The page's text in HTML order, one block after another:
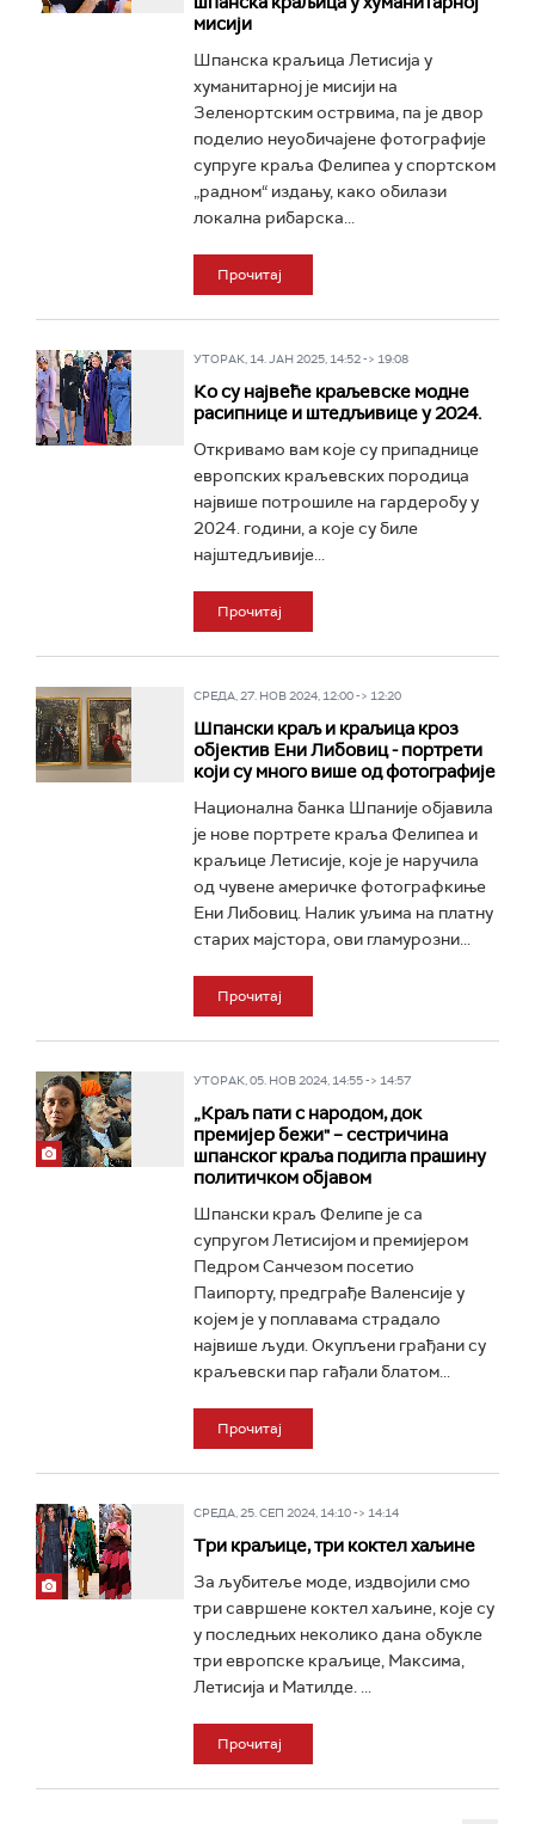
мисији
Шпанска краљица Летисија у
хуманитарној је мисији на
Зеленортским острвима, па је двор
поделио неуобичајене фотографије
супруге краља Фелипеа у спортском
„радном“ издању, како обилази
локална рибарска...
Прочитај
УТОРАК, 14. ЈАН 2025, 14:52 -> 19:08
Ко су највеће краљевске модне
расипнице и штедљивице у 2024.
Откривамо вам које су припаднице
европских краљевских породица
највише потрошиле на гардеробу у
2024. години, а које су биле
најштедљивије...
Прочитај
СРЕДА, 27. НОВ 2024, 12:00 -> 12:20
Шпански краљ и краљица кроз
објектив Ени Либовиц - портрети
који су много више од фотографије
Национална банка Шпаније објавила
је нове портрете краља Фелипеа и
краљице Летисије, које је наручила
од чувене америчке фотографкиње
Ени Либовиц. Налик уљима на платну
старих мајстора, ови гламурозни...
Прочитај
УТОРАК, 05. НОВ 2024, 14:55 -> 14:57
„Краљ пати с народом, док
премијер бежи" – сестричина
шпанског краља подигла прашину
политичком објавом
Шпански краљ Фелипе је са
супругом Летисијом и премијером
Педром Санчезом посетио
Паипорту, предграђе Валенсије у
којем је у поплавама страдало
највише људи. Окупљени грађани су
краљевски пар гађали блатом...
Прочитај
СРЕДА, 25. СЕП 2024, 14:10 -> 14:14
Три краљице, три коктел хаљине
За љубитеље моде, издвојили смо
три савршене коктел хаљине, које су
у последњих неколико дана обукле
три европске краљице, Максима,
Летисија и Матилде. ...
Прочитај